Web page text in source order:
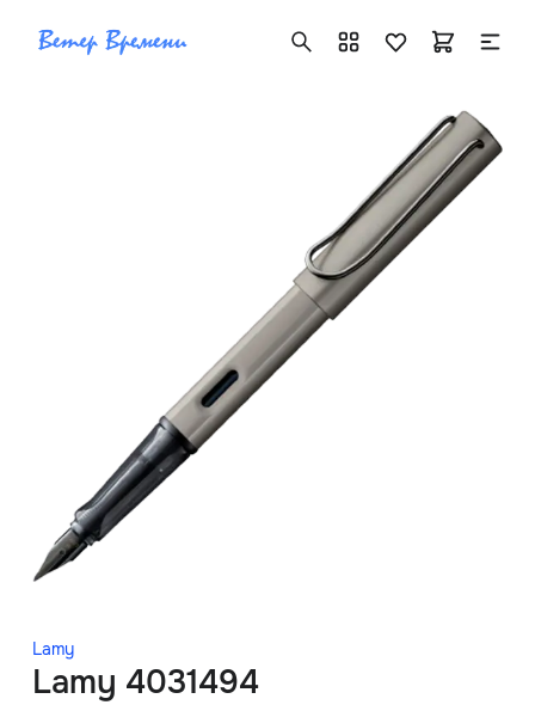
Lamy
Lamy 4031494
+7 ( 705 ) 181-42-50
info@vetervremeni.kz
Авторизация
Каталог